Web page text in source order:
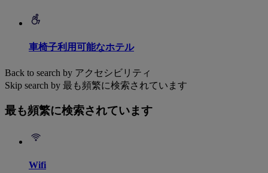
車椅子利用可能なホテル
Back to search by アクセシビリティ
Skip search by 最も頻繁に検索されています
最も頻繁に検索されています
Wifi